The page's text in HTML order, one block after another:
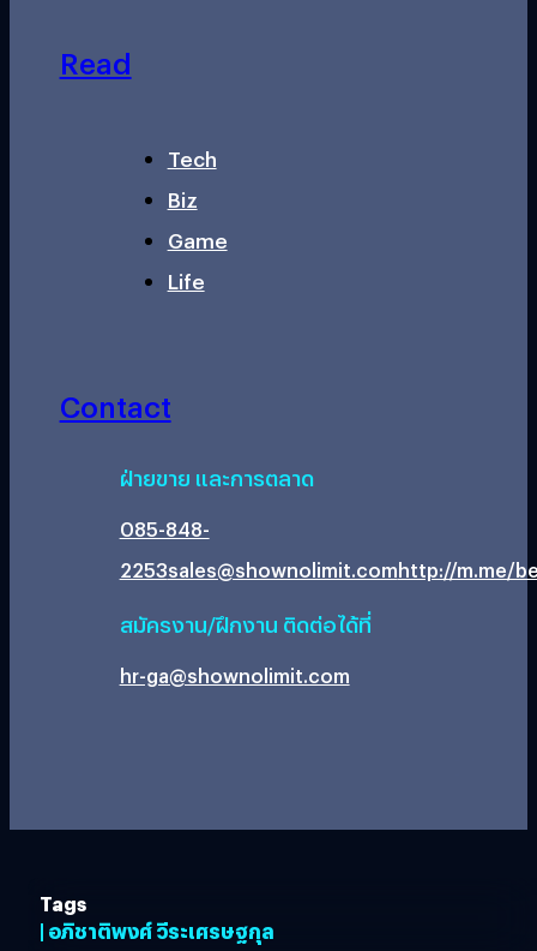
Read
Tech
Biz
Game
Life
Contact
ฝ่ายขาย และการตลาด
085-848-
2253sales@shownolimit.comhttp://m.me/
สมัครงาน/ฝึกงาน ติดต่อได้ที่
hr-ga@shownolimit.com
Tags
| อภิชาติพงศ์ วีระเศรษฐกุล